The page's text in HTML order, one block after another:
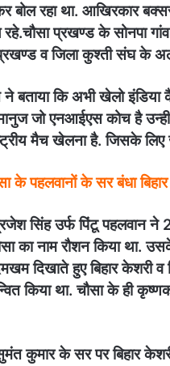
बोल रहा था. आखिरकार
प्रखण्ड के सोनपा गांव
व जिला कुश्ती संघ के
बताया कि अभी खेलो इंडिया
जो एनआईएस कोच है
मैच खेलना है. जिसके लिए
के पहलवानों के सर बंधा
सिंह उर्फ पिंटू पहलवान ने
का नाम रौशन किया था.
दिखाते हुए बिहार केशरी
किया था. चौसा के ही
कुमार के सर पर बिहार